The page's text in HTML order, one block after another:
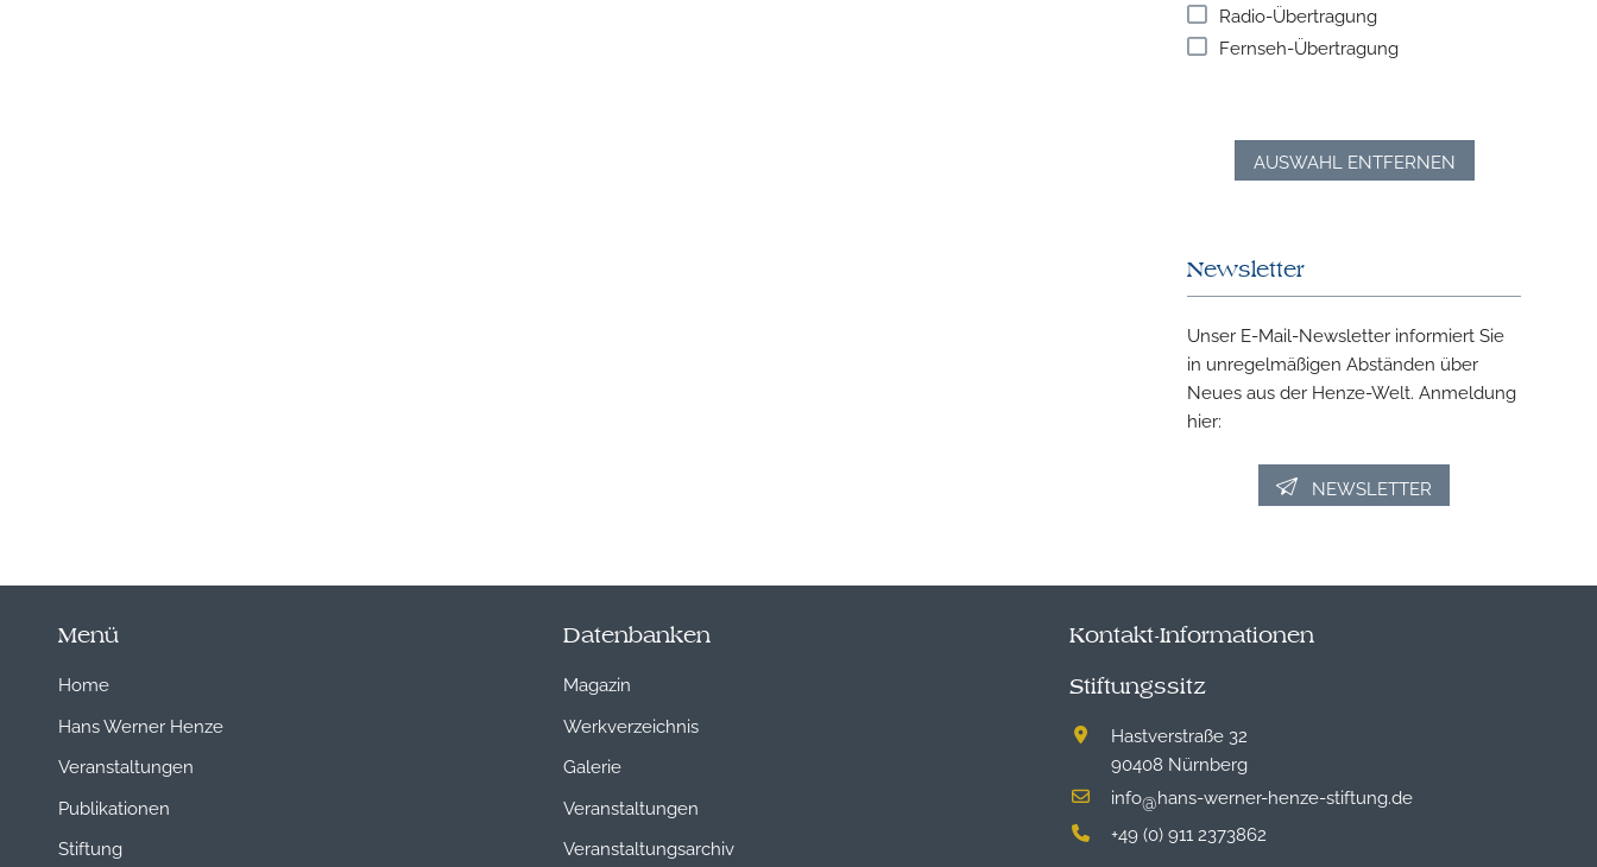
Radio-Übertragung
Fernseh-Übertragung
AUSWAHL ENTFERNEN
Newsletter
Unser E-Mail-Newsletter informiert Sie
in unregelmäßigen Abständen über
Neues aus der Henze-Welt. Anmeldung
hier:
NEWSLETTER
Menü
Home
Hans Werner Henze
Veranstaltungen
Publikationen
Stiftung
Datenbanken
Magazin
Werkverzeichnis
Galerie
Veranstaltungen
Veranstaltungsarchiv
Kontakt-Informationen
Stiftungssitz
Hastverstraße 32
90408 Nürnberg
info@hans-werner-henze-stiftung.de
+49 (0) 911 2373862